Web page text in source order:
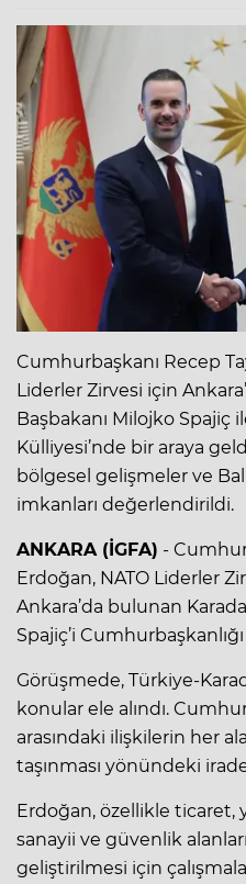
Cumhurbaşkanı Recep
Liderler Zirvesi için
Başbakanı Milojko Spajiç
Külliyesi’nde bir araya
bölgesel gelişmeler ve
imkanları değerlendirildi.
ANKARA (İGFA) -
Erdoğan, NATO Liderler
Ankara’da bulunan
Spajiç’i
Görüşmede, Türkiye-
konular ele alındı.
arasındaki ilişkilerin her
taşınması yönündeki
Erdoğan, özellikle ticaret,
sanayii ve güvenlik
geliştirilmesi için